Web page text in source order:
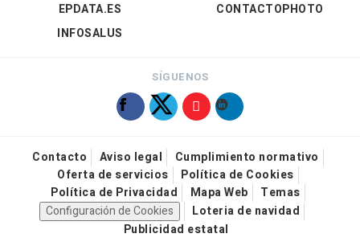
EPDATA.ES
INFOSALUS
CONTACTOPHOTO
SÍGUENOS
Contacto Aviso legal
Cumplimiento normativo
Oferta de servicios
Política de Cookies
Política de Privacidad
Mapa Web
Temas
Configuración de Cookies
Loteria de navidad
Publicidad estatal